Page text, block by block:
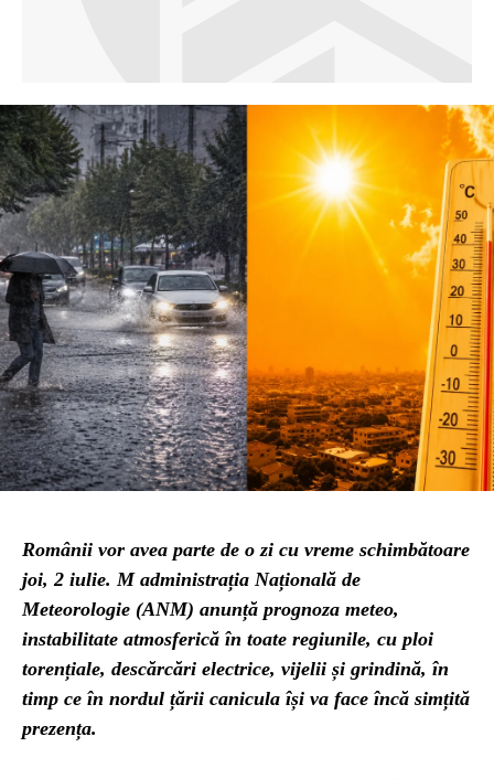
Românii vor avea parte de o zi cu vreme schimbătoare
joi, 2 iulie. M administrația Națională de
Meteorologie (ANM) anunță prognoza meteo,
instabilitate atmosferică în toate regiunile, cu ploi
torențiale, descărcări electrice, vijelii și grindină, în
timp ce în nordul țării canicula își va face încă simțită
prezența.